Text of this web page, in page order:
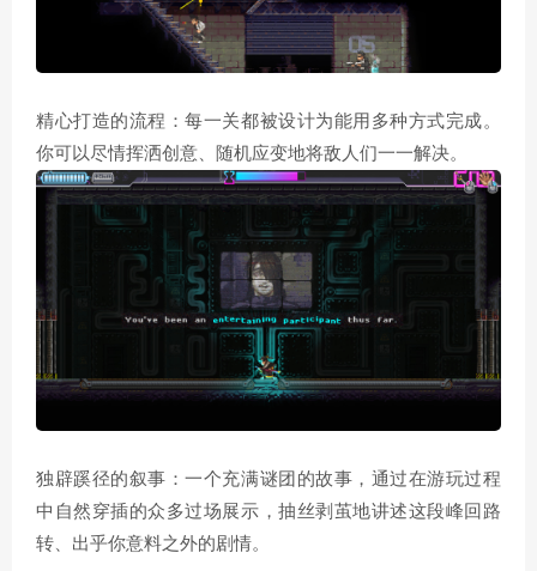
精心打造的流程：每一关都被设计为能用多种方式完成。
你可以尽情挥洒创意、随机应变地将敌人们一一解决。
独辟蹊径的叙事：一个充满谜团的故事，通过在游玩过程
中自然穿插的众多过场展示，抽丝剥茧地讲述这段峰回路
转、出乎你意料之外的剧情。